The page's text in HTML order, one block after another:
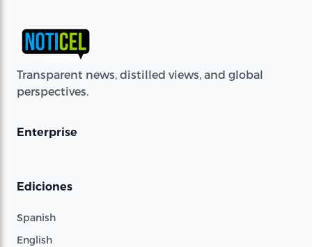
Transparent news, distilled views, and global
perspectives.
Enterprise
Ediciones
Spanish
English